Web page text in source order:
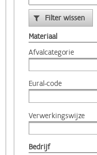
Filter wissen
Materiaal
Afvalcategorie
Eural-code
Verwerkingswijze
Bedrijf